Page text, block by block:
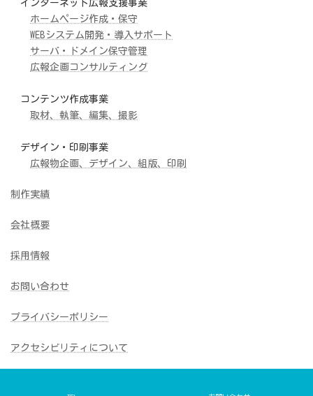
インターネット広報支援事業
ホームページ作成・保守
WEBシステム開発・導入サポート
サーバ・ドメイン保守管理
広報企画コンサルティング
コンテンツ作成事業
取材、執筆、編集、撮影
デザイン・印刷事業
広報物企画、デザイン、組版、印刷
制作実績
会社概要
採用情報
お問い合わせ
プライバシーポリシー
アクセシビリティについて